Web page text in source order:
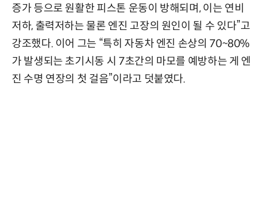
증가 등으로 원활한 피스톤 운동이 방해되며, 이는 연비
저하, 출력저하는 물론 엔진 고장의 원인이 될 수 있다”고
강조했다. 이어 그는 “특히 자동차 엔진 손상의 70~80%
가 발생되는 초기시동 시 7초간의 마모를 예방하는 게 엔
진 수명 연장의 첫 걸음”이라고 덧붙였다.